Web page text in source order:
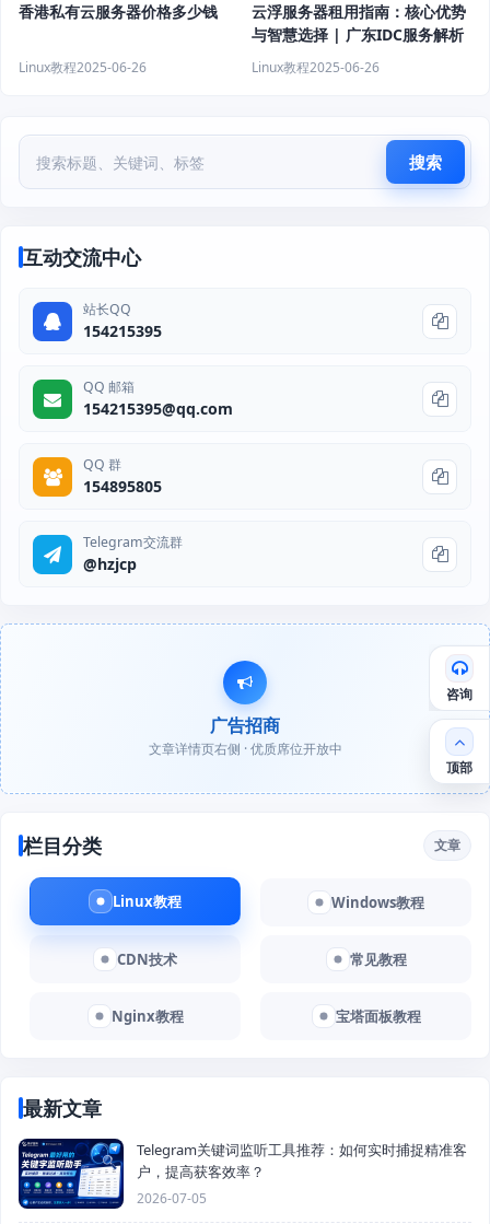
香港私有云服务器价格多少钱
Linux教程2025-06-26
云浮服务器租用指南：核心优势
与智慧选择 | 广东IDC服务解析
Linux教程2025-06-26
搜索
互动交流中心
站长QQ
154215395
QQ 邮箱
154215395@qq.com
QQ 群
154895805
Telegram交流群
@hzjcp
广告招商
文章详情页右侧 · 优质席位开放中
栏目分类 文章
Linux教程 Windows教程
CDN技术 常见教程
Nginx教程 宝塔面板教程
最新文章
Telegram关键词监听工具推荐：如何实时捕捉精准客
户，提高获客效率？
2026-07-05
咨询
顶部